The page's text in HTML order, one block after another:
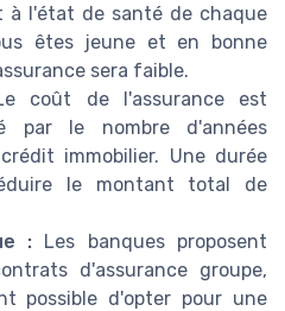
à l'état de santé de chaque
êtes jeune et en bonne
sera faible.
coût de l'assurance est
par le nombre d'années
immobilier. Une durée
le montant total de
: Les banques proposent
d'assurance groupe,
possible d'opter pour une